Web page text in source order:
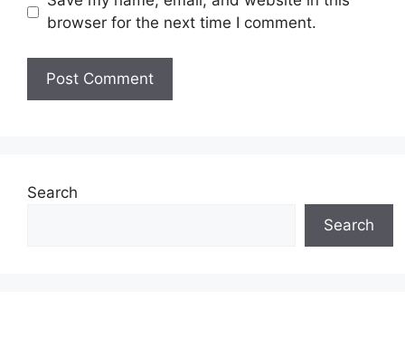
browser for the next time I comment.
Search
Search